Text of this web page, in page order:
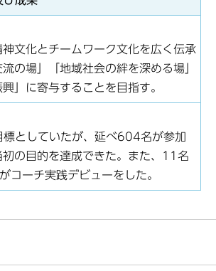
文化とチームワーク文化を広く伝承
の場」「地域社会の絆を深める場」
」に寄与することを目指す。
としていたが、延べ604名が参加
の目的を達成できた。また、11名
コーチ実践デビューをした。